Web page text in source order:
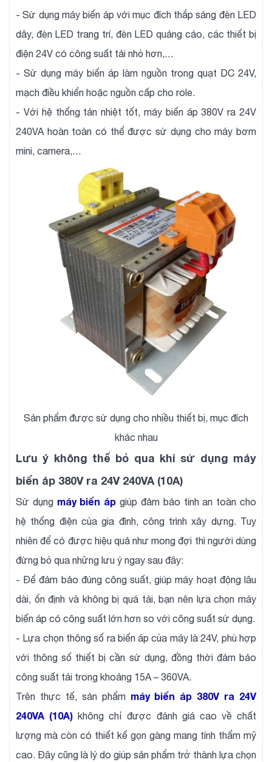
- Sử dụng máy biến áp với mục đích thắp sáng đèn LED
dây, đèn LED trang trí, đèn LED quảng cáo, các thiết bị
điện 24V có công suất tải nhỏ hơn,…
- Sử dụng máy biến áp làm nguồn trong quạt DC 24V,
mạch điều khiển hoặc nguồn cấp cho role.
- Với hệ thống tản nhiệt tốt, máy biến áp 380V ra 24V
240VA hoàn toàn có thể được sử dụng cho máy bơm
mini, camera,…
Sản phẩm được sử dụng cho nhiều thiết bị, mục đích
khác nhau
Lưu ý không thể bỏ qua khi sử dụng máy
biến áp 380V ra 24V 240VA (10A)
Sử dụng máy biến áp giúp đảm bảo tính an toàn cho
hệ thống điện của gia đình, công trình xây dựng. Tuy
nhiên để có được hiệu quả như mong đợi thì người dùng
đừng bỏ qua những lưu ý ngay sau đây:
- Để đảm bảo đúng công suất, giúp máy hoạt động lâu
dài, ổn định và không bị quá tải, bạn nên lựa chọn máy
biến áp có công suất lớn hơn so với công suất sử dụng.
- Lựa chọn thông số ra biến áp của máy là 24V, phù hợp
với thông số thiết bị cần sử dụng, đồng thời đảm bảo
công suất tải trong khoảng 15A – 360VA.
Trên thực tế, sản phẩm máy biến áp 380V ra 24V
240VA (10A) không chỉ được đánh giá cao về chất
lượng mà còn có thiết kế gọn gàng mang tính thẩm mỹ
cao. Đây cũng là lý do giúp sản phẩm trở thành lựa chọn